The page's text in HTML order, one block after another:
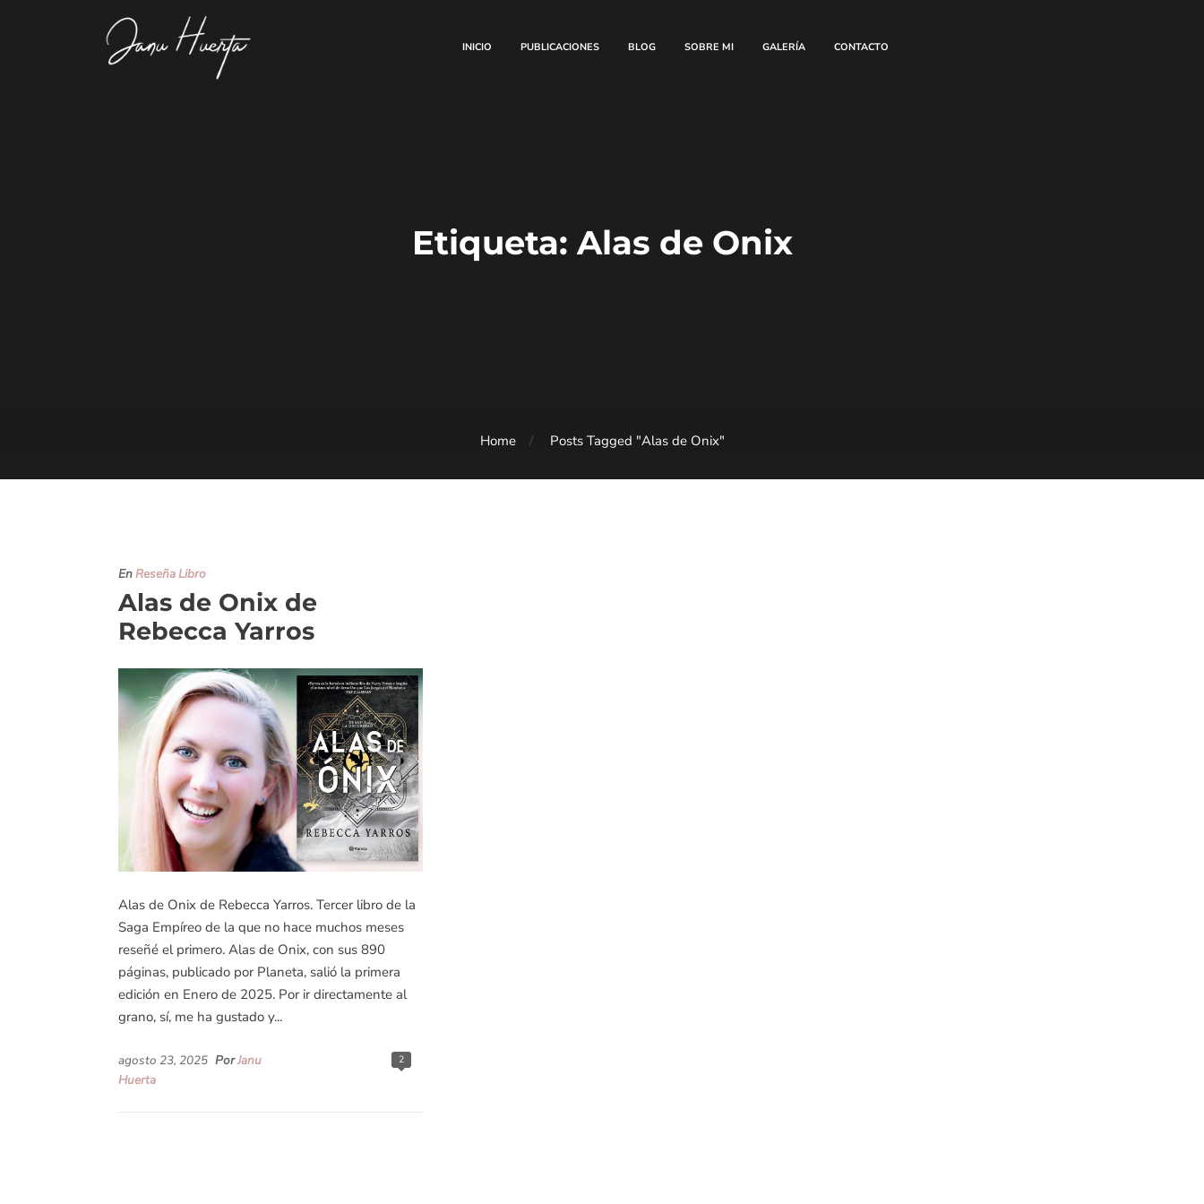
INICIO PUBLICACIONES BLOG SOBRE MI GALERÍA CONTACTO
Etiqueta: Alas de Onix
Home Posts Tagged "Alas de Onix"
EnReseña Libro
Alas de Onix de
Rebecca Yarros
Alas de Onix de Rebecca Yarros. Tercer libro de la
Saga Empíreo de la que no hace muchos meses
reseñé el primero. Alas de Onix, con sus 890
páginas, publicado por Planeta, salió la primera
edición en Enero de 2025. Por ir directamente al
grano, sí, me ha gustado y...
2
agosto 23, 2025 PorJanu
Huerta